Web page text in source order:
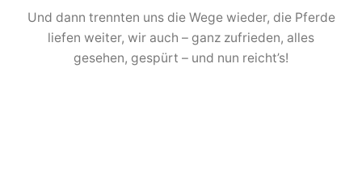
Und dann trennten uns die Wege wieder, die Pferde
liefen weiter, wir auch – ganz zufrieden, alles
gesehen, gespürt – und nun reicht’s!